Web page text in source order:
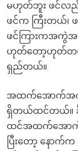
မဟုတ်ဘူး ဖင်လည်း
ဖင်က ကြီးတယ်၊
ဖင်ကြားကအကွဲအ
ဟုတ်တော့ဟုတ်တယ်
ရှည်တယ်။
အထက်အောက်အကွဲ
ရှိတယ်ထင်တယ်။
ထင်အထက်အော
ပြီးတော့ နော